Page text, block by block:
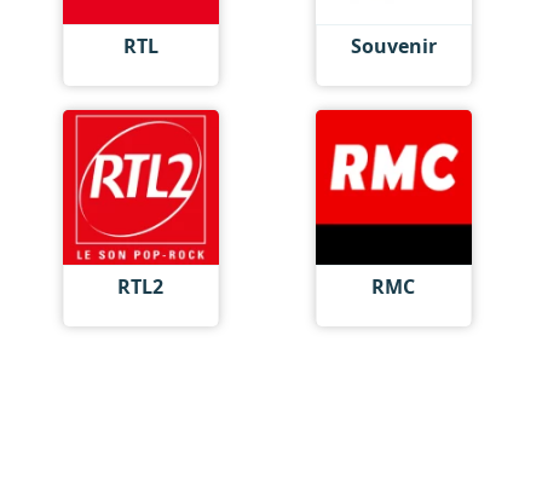
RTL Souvenir
RTL2 RMC